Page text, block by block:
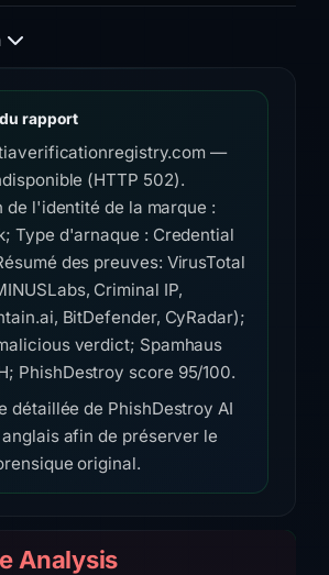
rapport
—
(HTTP 502).
de l'identité de la marque :
Type d'arnaque : Credential
des preuves: VirusTotal
Criminal IP,
BitDefender, CyRadar);
verdict; Spamhaus
PhishDestroy score 95/100.
détaillée de PhishDestroy AI
afin de préserver le
original.
Analysis